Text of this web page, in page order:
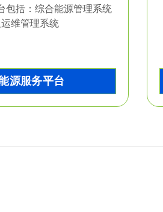
包括：综合能源管理系统
运维管理系统
源服务平台